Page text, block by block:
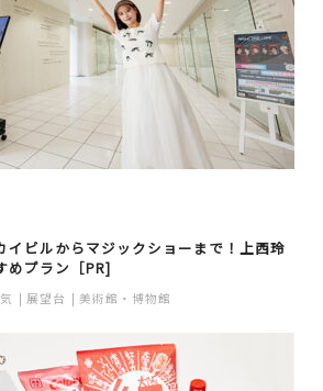
イビルからマジックショーまで！上西玲
めプラン［PR]
展望台 美術館・博物館